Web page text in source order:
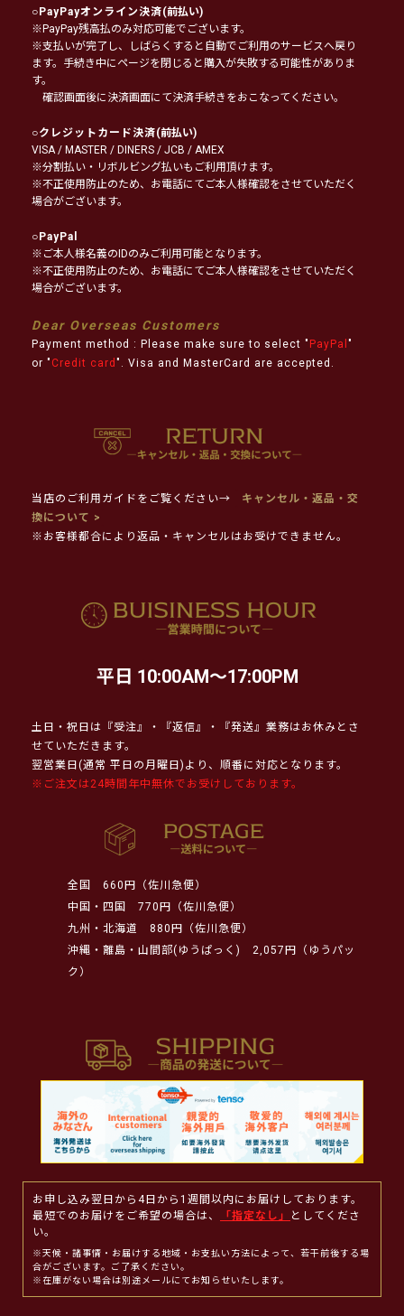
○PayPayオンライン決済(前払い)
※PayPay残高払のみ対応可能でございます。
※支払いが完了し、しばらくすると自動でご利用のサービスへ戻り
ます。手続き中にページを閉じると購入が失敗する可能性がありま
す。
確認画面後に決済画面にて決済手続きをおこなってください。
○クレジットカード決済(前払い)
VISA / MASTER / DINERS / JCB / AMEX
※分割払い・リボルビング払いもご利用頂けます。
※不正使用防止のため、お電話にてご本人様確認をさせていただく
場合がございます。
○PayPal
※ご本人様名義のIDのみご利用可能となります。
※不正使用防止のため、お電話にてご本人様確認をさせていただく
場合がございます。
Dear Overseas Customers
Payment method : Please make sure to select " PayPal "
or " Credit card ". Visa and MasterCard are accepted.
当店のご利用ガイドをご覧ください→
キャンセル・返品・交
換について >
※お客様都合により返品・キャンセルはお受けできません。
平日 10:00AM～17:00PM
土日・祝日は『受注』・『返信』・『発送』業務はお休みとさ
せていただきます。
翌営業日(通常 平日の月曜日)より、順番に対応となります。
※ご注文は24時間年中無休でお受けしております。
全国
660円（佐川急便）
中国・四国
770円（佐川急便）
九州・北海道
880円（佐川急便）
沖縄・離島・山間部(ゆうぱっく)
2,057円（ゆうパッ
ク）
お申し込み翌日から4日から1週間以内にお届けしております。
最短でのお届けをご希望の場合は、
「指定なし」
としてくださ
い。
※天候・諸事情・お届けする地域・お支払い方法によって、若干前後する場
合がございます。ご了承ください。
※在庫がない場合は別途メールにてお知らせいたします。